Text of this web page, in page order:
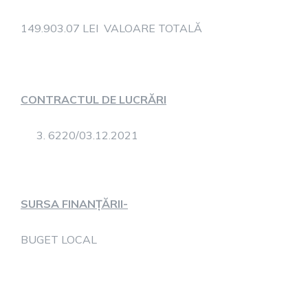
149.903.07 LEI VALOARE TOTALĂ
CONTRACTUL DE LUCRĂRI
6220/03.12.2021
SURSA FINANȚĂRII-
BUGET LOCAL